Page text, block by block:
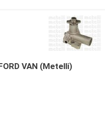
VAN (Metelli)